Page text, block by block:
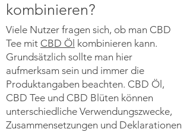
kombinieren?
Viele Nutzer fragen sich, ob man CBD
Tee mit CBD Öl kombinieren kann.
Grundsätzlich sollte man hier
aufmerksam sein und immer die
Produktangaben beachten. CBD Öl,
CBD Tee und CBD Blüten können
unterschiedliche Verwendungszwecke,
Zusammensetzungen und Deklarationen